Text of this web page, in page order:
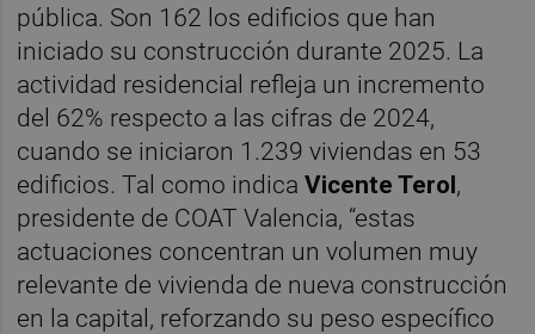
pública. Son 162 los edificios que han
iniciado su construcción durante 2025. La
actividad residencial refleja un incremento
del 62% respecto a las cifras de 2024,
cuando se iniciaron 1.239 viviendas en 53
edificios. Tal como indicaVicente Terol,
presidente de COAT Valencia, “estas
actuaciones concentran un volumen muy
relevante de vivienda de nueva construcción
en la capital, reforzando su peso específico